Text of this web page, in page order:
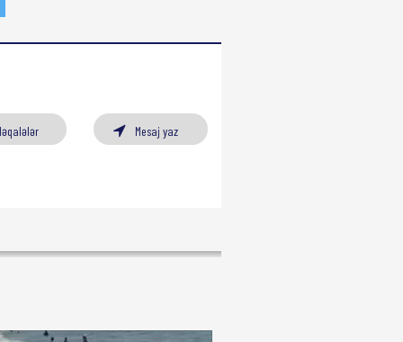
Mesaj yaz